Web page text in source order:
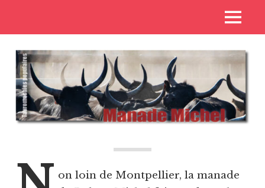
Toros
de
Casta
aux
des
toros
MENU
on loin de Montpellier, la manade